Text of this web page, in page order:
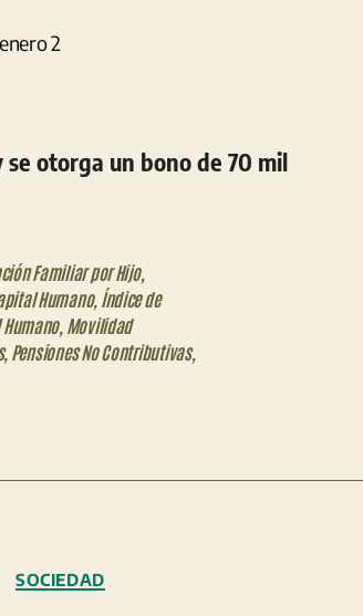
otorga un bono de 70 mil
Familiar por Hijo,
Humano, Índice de
, Movilidad
, Pensiones No Contributivas,
SOCIEDAD